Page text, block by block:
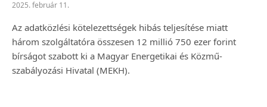
2025. február 11.
Az adatközlési kötelezettségek hibás teljesítése miatt
három szolgáltatóra összesen 12 millió 750 ezer forint
bírságot szabott ki a Magyar Energetikai és Közmű-
szabályozási Hivatal (MEKH).